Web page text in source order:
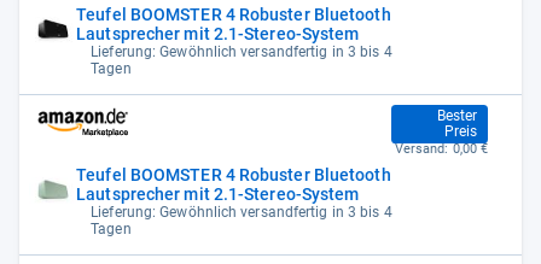
Teufel BOOMSTER 4 Robuster Bluetooth
Lautsprecher mit 2.1-Stereo-System
Lieferung: Gewöhnlich versandfertig in 3 bis 4
Tagen
Teufel BOOMSTER 4 Robuster Bluetooth
Lautsprecher mit 2.1-Stereo-System
Lieferung: Gewöhnlich versandfertig in 3 bis 4
Tagen
Bester
Preis
279,99 €
Versand: 0,00 €